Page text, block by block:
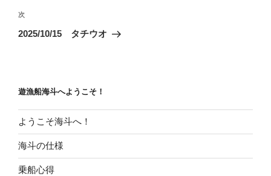
ビ
ゲ
ン
稿
次
の
次
2025/10/15 タチウオ
遊漁船海斗へようこそ！
ようこそ海斗へ！
海斗の仕様
乗船心得